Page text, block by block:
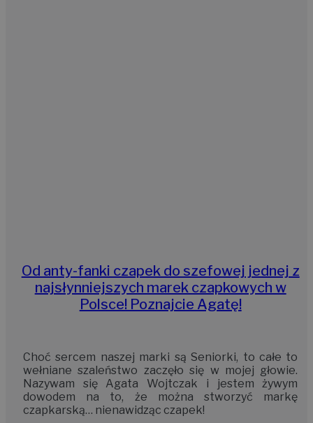
Od anty-fanki czapek do szefowej jednej z
najsłynniejszych marek czapkowych w
Polsce! Poznajcie Agatę!
Choć sercem naszej marki są Seniorki, to całe to
wełniane szaleństwo zaczęło się w mojej głowie.
Nazywam się Agata Wojtczak i jestem żywym
dowodem na to, że można stworzyć markę
czapkarską… nienawidząc czapek!